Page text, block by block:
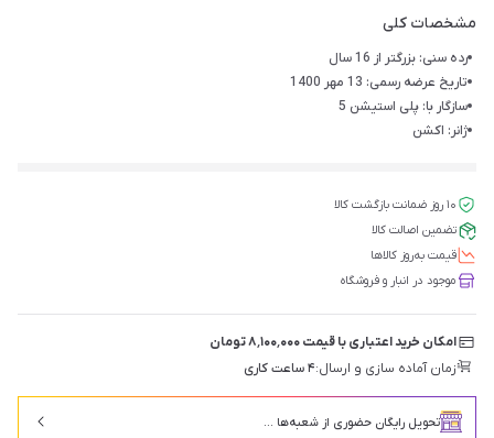
مشخصات کلی
رده سنی: بزرگتر از 16 سال
تاریخ عرضه رسمی: 13 مهر 1400
سازگار با: پلی استیشن 5
ژانر: اکشن
۱۰ روز ضمانت بازگشت کالا
تضمین اصالت کالا
قیمت‌ به‌روز کالاها
موجود در انبار و فروشگاه
امکان خرید اعتباری با قیمت ۸٬۱۰۰٬۰۰۰ تومان
زمان آماده سازی و ارسال:۴ ساعت کاری
تحویل رایگان حضوری از شعبه‌ها ...